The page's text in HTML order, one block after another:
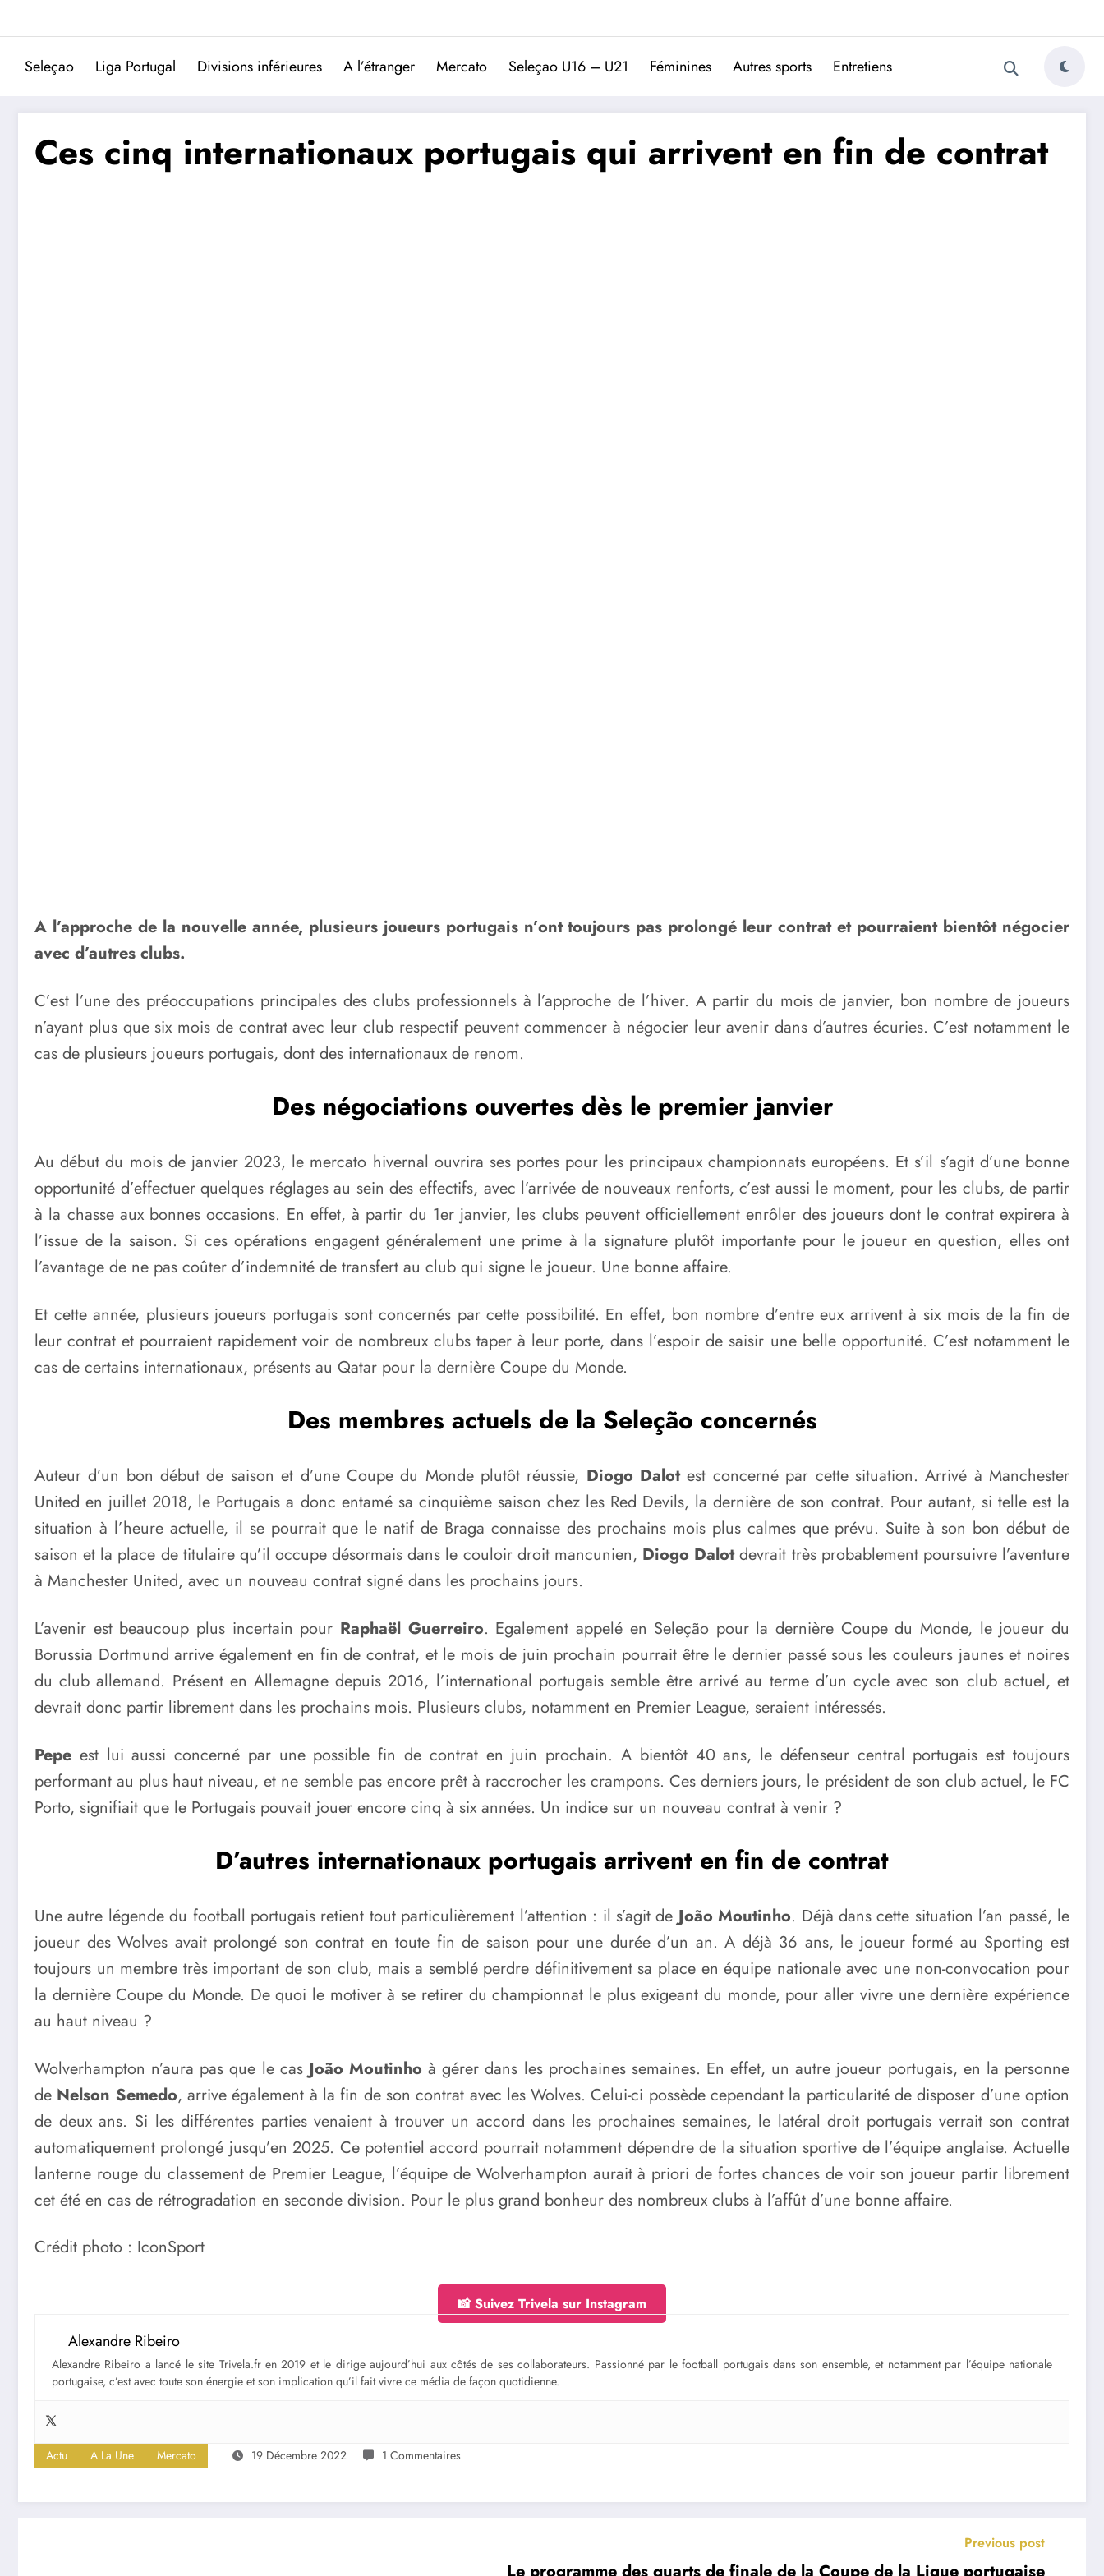
Trivela
L'actualité du football portugais
Seleçao Liga Portugal Divisions inférieures A l’étranger Mercato Seleçao U16 – U21 Féminines Autres sports Entretiens
Ces cinq internationaux portugais qui arrivent en fin de contrat
A l’approche de la nouvelle année, plusieurs joueurs portugais n’ont toujours pas prolongé leur contrat et pourraient bientôt négocier
avec d’autres clubs.
C’est l’une des préoccupations principales des clubs professionnels à l’approche de l’hiver. A partir du mois de janvier, bon nombre de joueurs
n’ayant plus que six mois de contrat avec leur club respectif peuvent commencer à négocier leur avenir dans d’autres écuries. C’est notamment le
cas de plusieurs joueurs portugais, dont des internationaux de renom.
Des négociations ouvertes dès le premier janvier
Au début du mois de janvier 2023, le mercato hivernal ouvrira ses portes pour les principaux championnats européens. Et s’il s’agit d’une bonne
opportunité d’effectuer quelques réglages au sein des effectifs, avec l’arrivée de nouveaux renforts, c’est aussi le moment, pour les clubs, de partir
à la chasse aux bonnes occasions. En effet, à partir du 1er janvier, les clubs peuvent officiellement enrôler des joueurs dont le contrat expirera à
l’issue de la saison. Si ces opérations engagent généralement une prime à la signature plutôt importante pour le joueur en question, elles ont
l’avantage de ne pas coûter d’indemnité de transfert au club qui signe le joueur. Une bonne affaire.
Et cette année, plusieurs joueurs portugais sont concernés par cette possibilité. En effet, bon nombre d’entre eux arrivent à six mois de la fin de
leur contrat et pourraient rapidement voir de nombreux clubs taper à leur porte, dans l’espoir de saisir une belle opportunité. C’est notamment le
cas de certains internationaux, présents au Qatar pour la dernière Coupe du Monde.
Des membres actuels de la Seleção concernés
Auteur d’un bon début de saison et d’une Coupe du Monde plutôt réussie, Diogo Dalotest concerné par cette situation. Arrivé à Manchester
United en juillet 2018, le Portugais a donc entamé sa cinquième saison chez les Red Devils, la dernière de son contrat. Pour autant, si telle est la
situation à l’heure actuelle, il se pourrait que le natif de Braga connaisse des prochains mois plus calmes que prévu. Suite à son bon début de
saison et la place de titulaire qu’il occupe désormais dans le couloir droit mancunien, Diogo Dalotdevrait très probablement poursuivre l’aventure
à Manchester United, avec un nouveau contrat signé dans les prochains jours.
L’avenir est beaucoup plus incertain pour Raphaël Guerreiro. Egalement appelé en Seleção pour la dernière Coupe du Monde, le joueur du
Borussia Dortmund arrive également en fin de contrat, et le mois de juin prochain pourrait être le dernier passé sous les couleurs jaunes et noires
du club allemand. Présent en Allemagne depuis 2016, l’international portugais semble être arrivé au terme d’un cycle avec son club actuel, et
devrait donc partir librement dans les prochains mois. Plusieurs clubs, notamment en Premier League, seraient intéressés.
Pepe est lui aussi concerné par une possible fin de contrat en juin prochain. A bientôt 40 ans, le défenseur central portugais est toujours
performant au plus haut niveau, et ne semble pas encore prêt à raccrocher les crampons. Ces derniers jours, le président de son club actuel, le FC
Porto, signifiait que le Portugais pouvait jouer encore cinq à six années. Un indice sur un nouveau contrat à venir ?
D’autres internationaux portugais arrivent en fin de contrat
Une autre légende du football portugais retient tout particulièrement l’attention : il s’agit deJoão Moutinho. Déjà dans cette situation l’an passé, le
joueur des Wolves avait prolongé son contrat en toute fin de saison pour une durée d’un an. A déjà 36 ans, le joueur formé au Sporting est
toujours un membre très important de son club, mais a semblé perdre définitivement sa place en équipe nationale avec une non-convocation pour
la dernière Coupe du Monde. De quoi le motiver à se retirer du championnat le plus exigeant du monde, pour aller vivre une dernière expérience
au haut niveau ?
Wolverhampton n’aura pas que le casJoão Moutinho à gérer dans les prochaines semaines. En effet, un autre joueur portugais, en la personne
de Nelson Semedo, arrive également à la fin de son contrat avec les Wolves. Celui-ci possède cependant la particularité de disposer d’une option
de deux ans. Si les différentes parties venaient à trouver un accord dans les prochaines semaines, le latéral droit portugais verrait son contrat
automatiquement prolongé jusqu’en 2025. Ce potentiel accord pourrait notamment dépendre de la situation sportive de l’équipe anglaise. Actuelle
lanterne rouge du classement de Premier League, l’équipe de Wolverhampton aurait à priori de fortes chances de voir son joueur partir librement
cet été en cas de rétrogradation en seconde division. Pour le plus grand bonheur des nombreux clubs à l’affût d’une bonne affaire.
Crédit photo : IconSport
📸 Suivez Trivela sur Instagram
Alexandre Ribeiro
Alexandre Ribeiro a lancé le site Trivela.fr en 2019 et le dirige aujourd’hui aux côtés de ses collaborateurs. Passionné par le football portugais dans son ensemble, et notamment par l’équipe nationale
portugaise, c’est avec toute son énergie et son implication qu’il fait vivre ce média de façon quotidienne.
Actu A La Une Mercato 19 Décembre 2022 1 Commentaires
Previous post